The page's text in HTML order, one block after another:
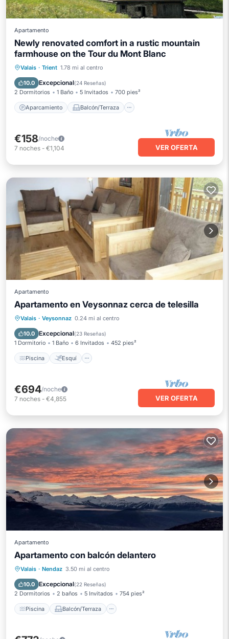
Apartamento
Newly renovated comfort in a rustic mountain
farmhouse on the Tour du Mont Blanc
Valais · Trient 1.78 mi al centro
10.0 Excepcional(24 Reseñas)
2 Dormitorios 1 Baño 5 Invitados 700 pies²
Aparcamiento Balcón/Terraza
Aparcamiento
Cocina
Internet
€158/noche
7 noches - €1,104 VER OFERTA
Apartamento
Apartamento en Veysonnaz cerca de telesilla
Valais · Veysonnaz 0.24 mi al centro
10.0 Excepcional(23 Reseñas)
1 Dormitorio 1 Baño 6 Invitados 452 pies²
Piscina Esquí
Piscina Esquí
Cocina
€694/noche
7 noches - €4,855 VER OFERTA
Apartamento
Apartamento con balcón delantero
Valais · Nendaz 3.50 mi al centro
10.0 Excepcional(22 Reseñas)
2 Dormitorios 2 baños 5 Invitados 754 pies²
Piscina Balcón/Terraza
Piscina Balcón/Terraza
Internet